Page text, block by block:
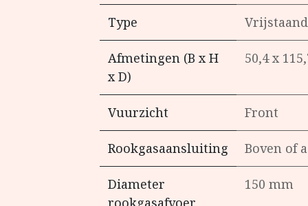
Type Vrijstaand
Afmetingen (B x H
x D)
50,4 x
Vuurzicht Front
Rookgasaansluiting Boven of
Diameter
rookgasafvoer
150 mm